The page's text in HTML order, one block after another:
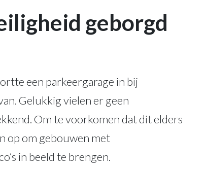
geborgd
een parkeergarage in bij
Gelukkig vielen er geen
Om te voorkomen dat dit elders
op om gebouwen met
in beeld te brengen.